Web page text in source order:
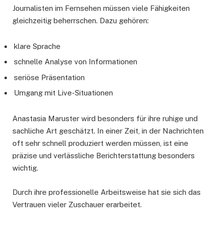
Journalisten im Fernsehen müssen viele Fähigkeiten
gleichzeitig beherrschen. Dazu gehören:
klare Sprache
schnelle Analyse von Informationen
seriöse Präsentation
Umgang mit Live-Situationen
Anastasia Maruster wird besonders für ihre ruhige und
sachliche Art geschätzt. In einer Zeit, in der Nachrichten
oft sehr schnell produziert werden müssen, ist eine
präzise und verlässliche Berichterstattung besonders
wichtig.
Durch ihre professionelle Arbeitsweise hat sie sich das
Vertrauen vieler Zuschauer erarbeitet.